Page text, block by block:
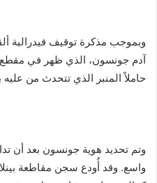
وبموجب مذكرة توقيف فيدرالية
آدم جونسون، الذي ظهر في مقطع
حاملاً المنبر الذي تتحدث من
وتم تحديد هوية جونسون بعد أن
واسع. وقد أُودع سجن مقاطعة